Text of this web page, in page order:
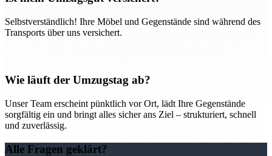
Selbstverständlich! Ihre Möbel und Gegenstände sind während des
Transports über uns versichert.
Wie läuft der Umzugstag ab?
Unser Team erscheint pünktlich vor Ort, lädt Ihre Gegenstände
sorgfältig ein und bringt alles sicher ans Ziel – strukturiert, schnell
und zuverlässig.
Alle Fragen geklärt?